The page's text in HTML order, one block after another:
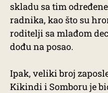
skladu sa tim
radnika, kao što su
roditelji sa mlađom
dođu na posao.
Ipak, veliki broj
Kikindi i Somboru je